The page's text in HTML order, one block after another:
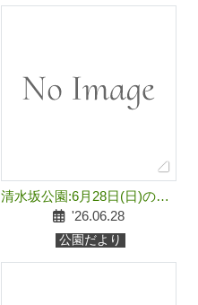
清水坂公園:6月28日(日)の流
れは午後も中止とします。
'26.06.28
公園だより